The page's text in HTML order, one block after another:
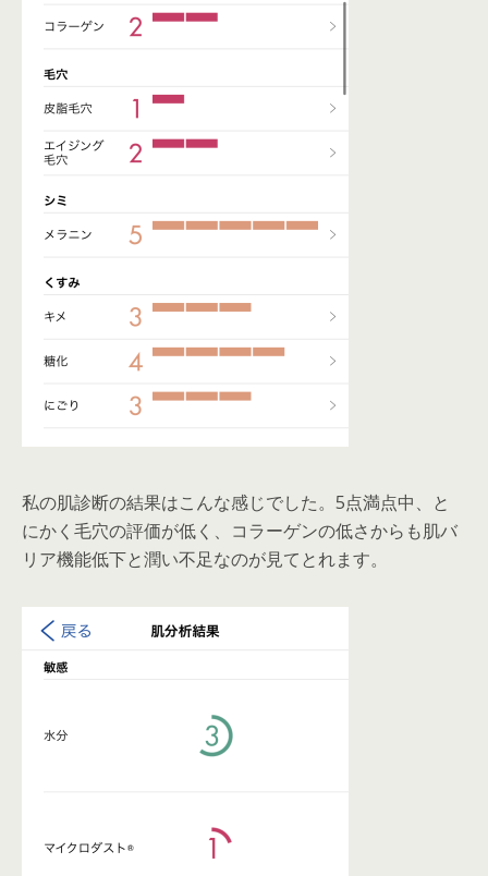
私の肌診断の結果はこんな感じでした。5点満点中、と
にかく毛穴の評価が低く、コラーゲンの低さからも肌バ
リア機能低下と潤い不足なのが見てとれます。